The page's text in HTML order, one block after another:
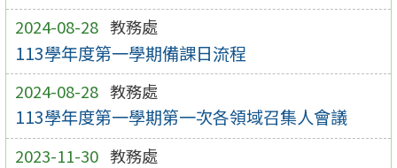
2024-08-28 教務處
113學年度第一學期備課日流程
2024-08-28 教務處
113學年度第一學期第一次各領域召集人會議
2023-11-30 教務處